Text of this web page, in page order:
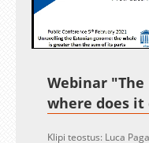
UnmuteLoaded:
1.29%
Webinar "The
where does it
Klipi teostus: Luca